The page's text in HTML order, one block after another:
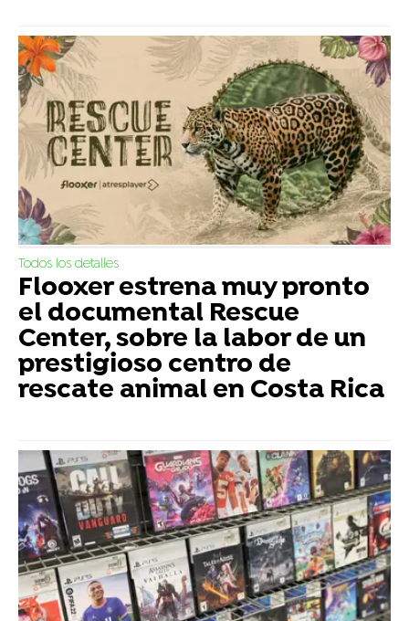
Todos los detalles
Flooxer estrena muy pronto
el documental Rescue
Center, sobre la labor de un
prestigioso centro de
rescate animal en Costa Rica